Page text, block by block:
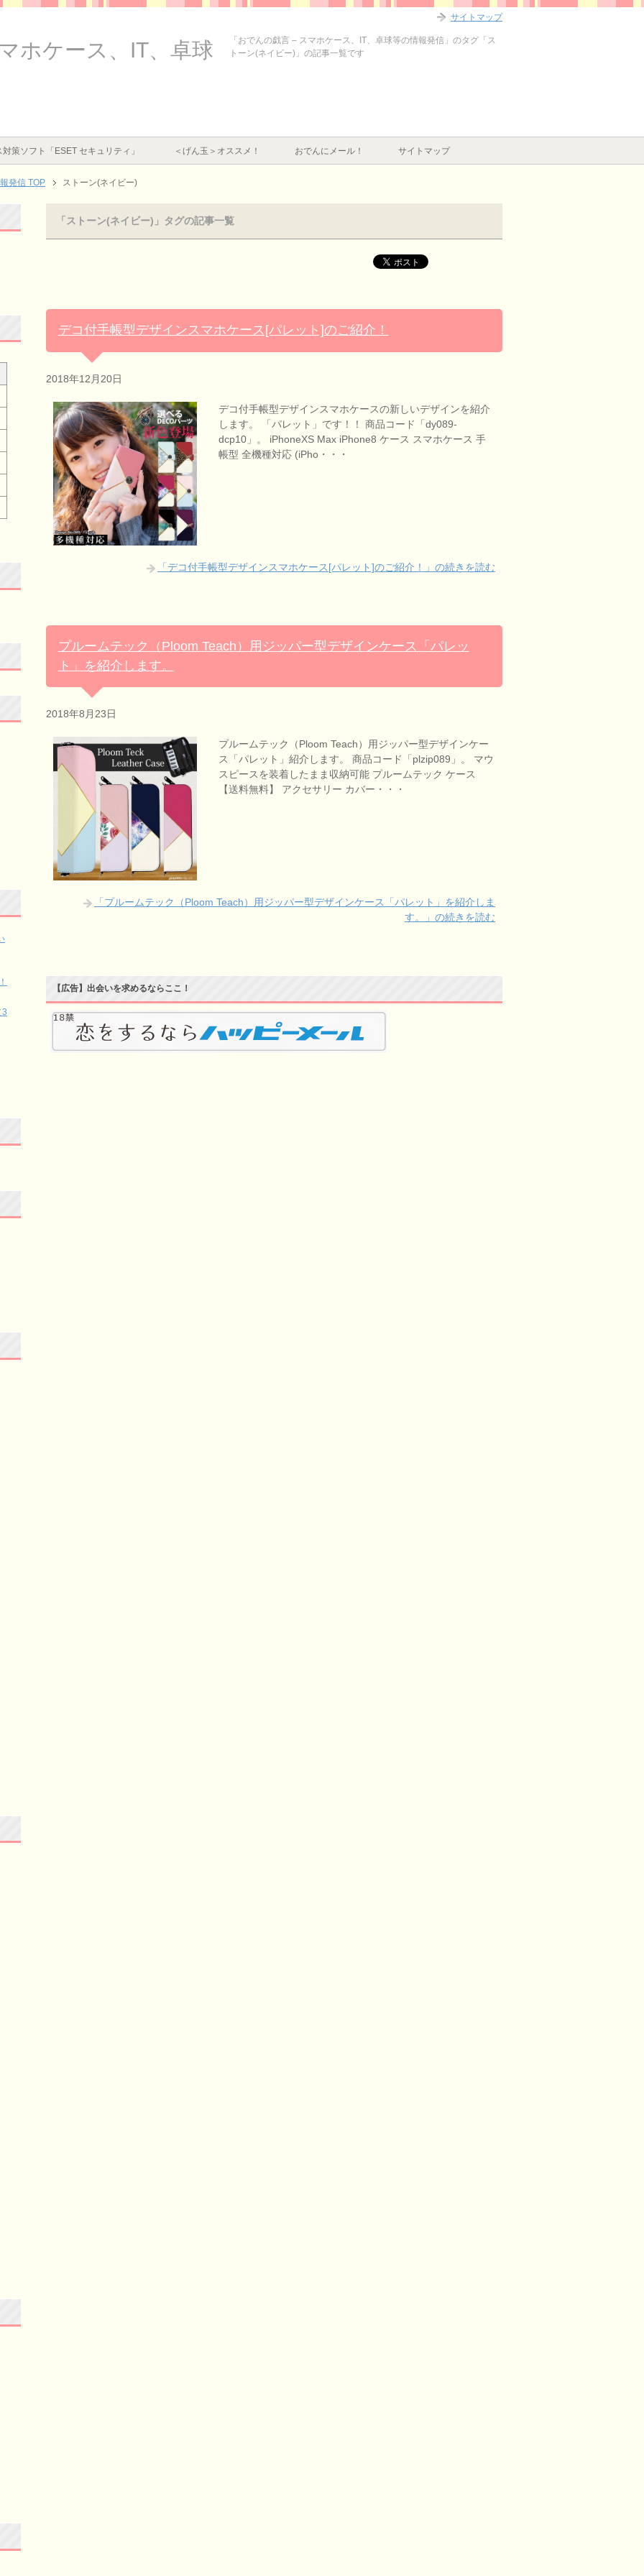
ホケース、IT、卓球
「おでんの戯言 – スマホケース、IT、卓球等の情報発信」のタグ「ス
トーン(ネイビー)」の記事一覧です
策ソフト「ESET セキュリティ」 ＜げん玉＞オススメ！ おでんにメール！ サイトマップ
発信 TOP ストーン(ネイビー)
「ストーン(ネイビー)」タグの記事一覧
デコ付手帳型デザインスマホケース[パレット]のご紹介！
2018年12月20日
デコ付手帳型デザインスマホケースの新しいデザインを紹介
します。 「パレット」です！！ 商品コード「dy089-
dcp10」。 iPhoneXS Max iPhone8 ケース スマホケース 手
帳型 全機種対応 (iPho・・・
「デコ付手帳型デザインスマホケース[パレット]のご紹介！」の続きを読む
プルームテック（Ploom Teach）用ジッパー型デザインケース「パレッ
ト」を紹介します。
2018年8月23日
プルームテック（Ploom Teach）用ジッパー型デザインケー
ス「パレット」紹介します。 商品コード「plzip089」。 マウ
スピースを装着したまま収納可能 プルームテック ケース
【送料無料】 アクセサリー カバー・・・
「プルームテック（Ploom Teach）用ジッパー型デザインケース「パレット」を紹介しま
す。」の続きを読む
【広告】出会いを求めるならここ！
3
サイトマップ